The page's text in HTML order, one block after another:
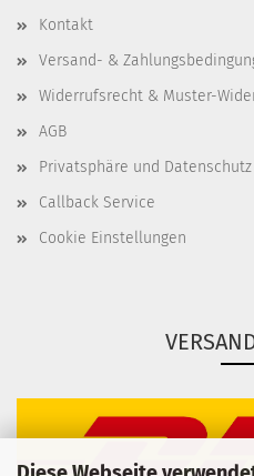
Kontakt
Versand- &
Widerrufsrecht & Muster-
AGB
Privatsphäre und Datenschutz
Callback Service
Cookie Einstellungen